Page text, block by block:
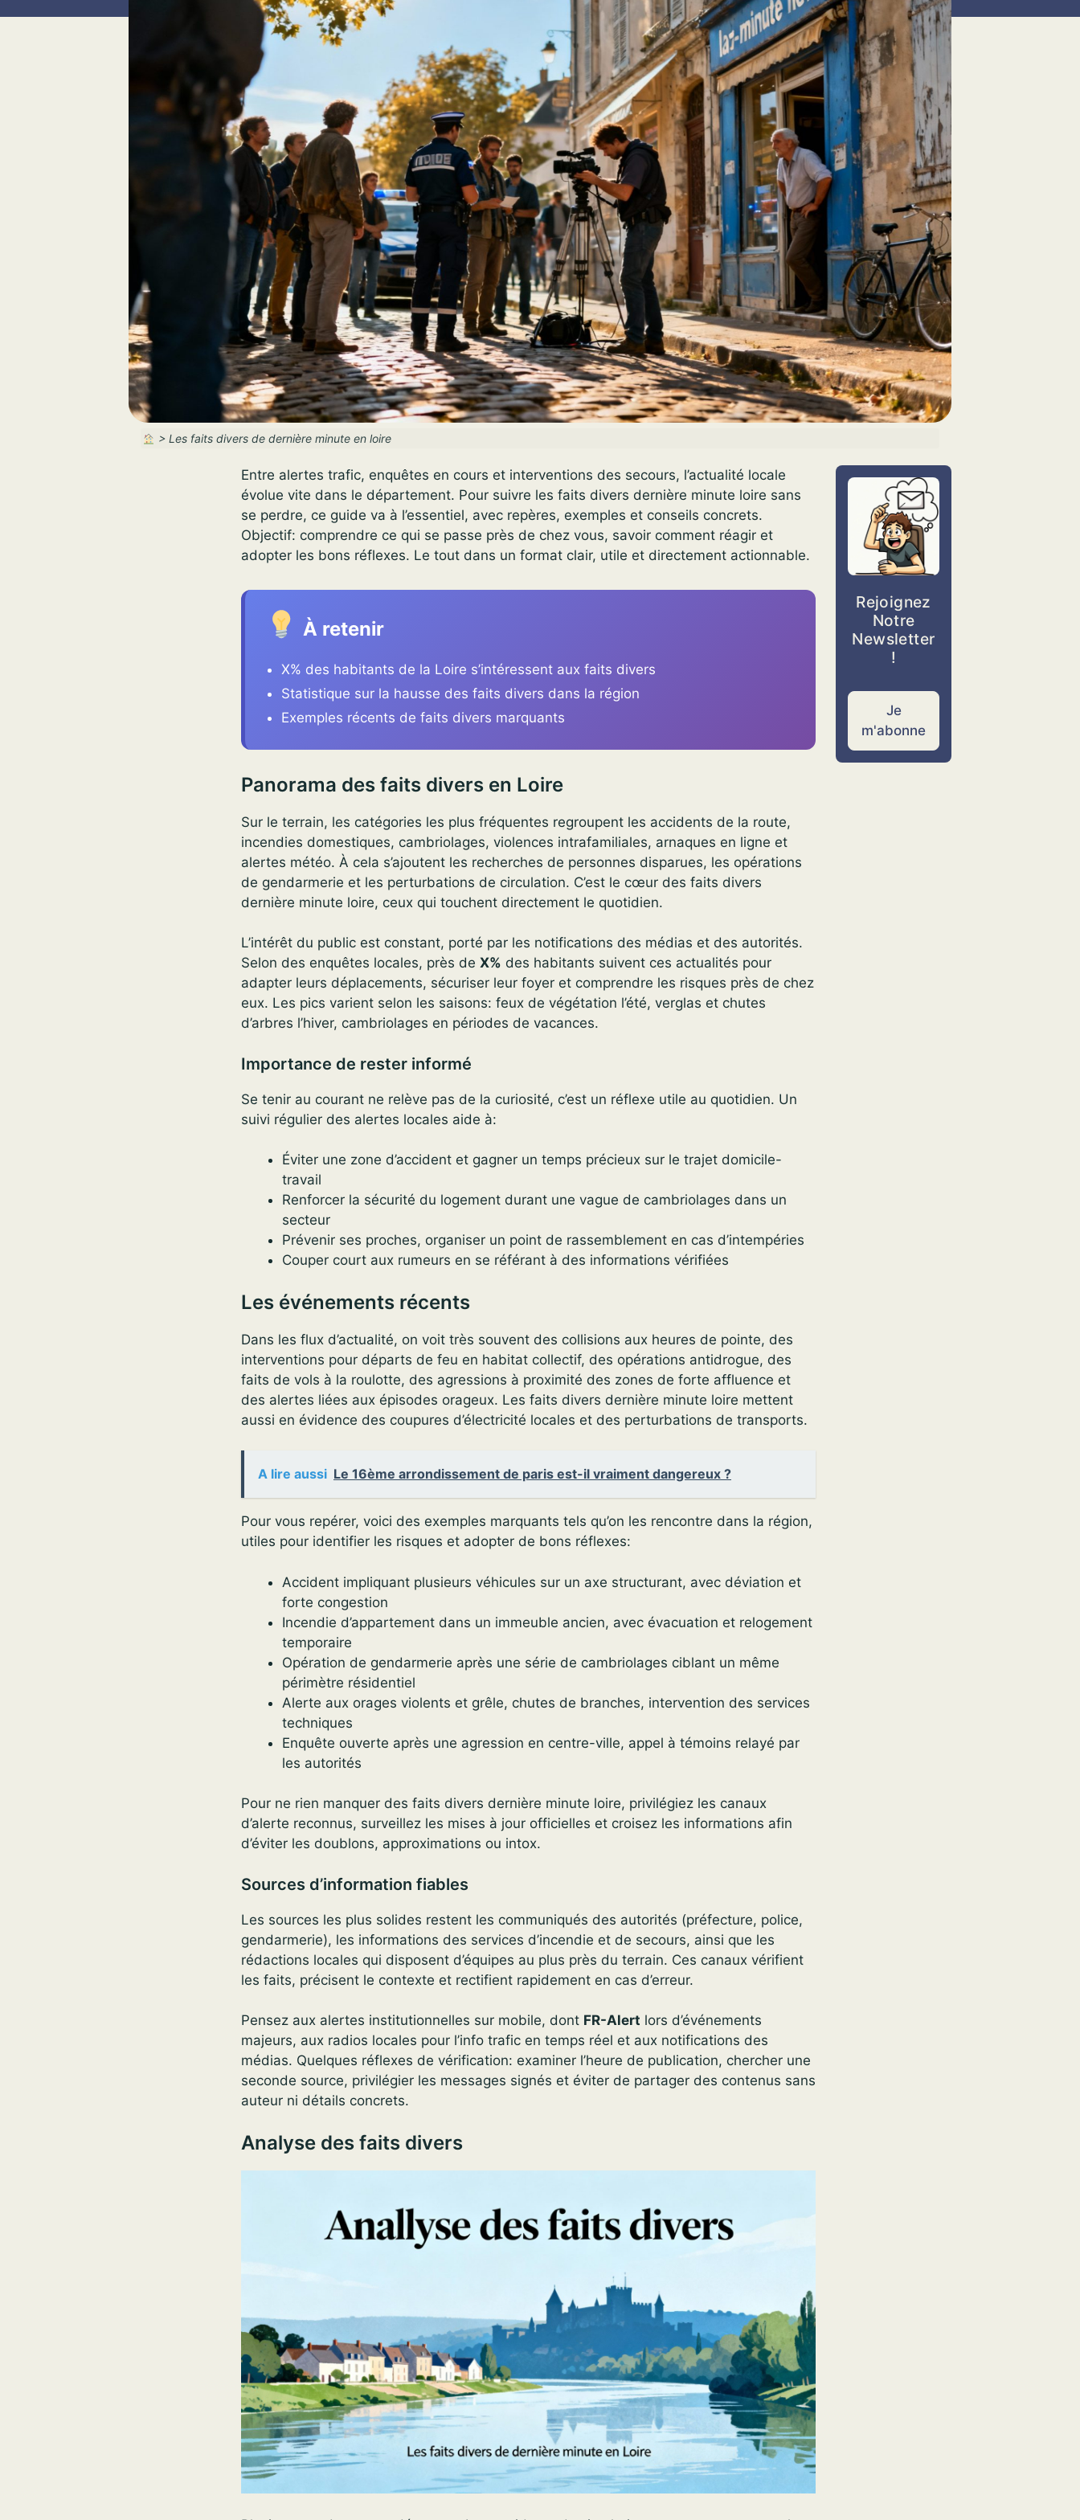
> Les faits divers de dernière minute en loire
Entre alertes trafic, enquêtes en cours et interventions des secours, l’actualité locale
évolue vite dans le département. Pour suivre les faits divers dernière minute loire sans
se perdre, ce guide va à l’essentiel, avec repères, exemples et conseils concrets.
Objectif: comprendre ce qui se passe près de chez vous, savoir comment réagir et
adopter les bons réflexes. Le tout dans un format clair, utile et directement actionnable.
À retenir
X% des habitants de la Loire s’intéressent aux faits divers
Statistique sur la hausse des faits divers dans la région
Exemples récents de faits divers marquants
Panorama des faits divers en Loire
Sur le terrain, les catégories les plus fréquentes regroupent les accidents de la route,
incendies domestiques, cambriolages, violences intrafamiliales, arnaques en ligne et
alertes météo. À cela s’ajoutent les recherches de personnes disparues, les opérations
de gendarmerie et les perturbations de circulation. C’est le cœur des faits divers
dernière minute loire, ceux qui touchent directement le quotidien.
L’intérêt du public est constant, porté par les notifications des médias et des autorités.
Selon des enquêtes locales, près de X% des habitants suivent ces actualités pour
adapter leurs déplacements, sécuriser leur foyer et comprendre les risques près de chez
eux. Les pics varient selon les saisons: feux de végétation l’été, verglas et chutes
d’arbres l’hiver, cambriolages en périodes de vacances.
Importance de rester informé
Se tenir au courant ne relève pas de la curiosité, c’est un réflexe utile au quotidien. Un
suivi régulier des alertes locales aide à:
Éviter une zone d’accident et gagner un temps précieux sur le trajet domicile-
travail
Renforcer la sécurité du logement durant une vague de cambriolages dans un
secteur
Prévenir ses proches, organiser un point de rassemblement en cas d’intempéries
Couper court aux rumeurs en se référant à des informations vérifiées
Les événements récents
Dans les flux d’actualité, on voit très souvent des collisions aux heures de pointe, des
interventions pour départs de feu en habitat collectif, des opérations antidrogue, des
faits de vols à la roulotte, des agressions à proximité des zones de forte affluence et
des alertes liées aux épisodes orageux. Les faits divers dernière minute loire mettent
aussi en évidence des coupures d’électricité locales et des perturbations de transports.
A lire aussi Le 16ème arrondissement de paris est-il vraiment dangereux ?
Pour vous repérer, voici des exemples marquants tels qu’on les rencontre dans la région,
utiles pour identifier les risques et adopter de bons réflexes:
Accident impliquant plusieurs véhicules sur un axe structurant, avec déviation et
forte congestion
Incendie d’appartement dans un immeuble ancien, avec évacuation et relogement
temporaire
Opération de gendarmerie après une série de cambriolages ciblant un même
périmètre résidentiel
Alerte aux orages violents et grêle, chutes de branches, intervention des services
techniques
Enquête ouverte après une agression en centre-ville, appel à témoins relayé par
les autorités
Pour ne rien manquer des faits divers dernière minute loire, privilégiez les canaux
d’alerte reconnus, surveillez les mises à jour officielles et croisez les informations afin
d’éviter les doublons, approximations ou intox.
Sources d’information fiables
Les sources les plus solides restent les communiqués des autorités (préfecture, police,
gendarmerie), les informations des services d’incendie et de secours, ainsi que les
rédactions locales qui disposent d’équipes au plus près du terrain. Ces canaux vérifient
les faits, précisent le contexte et rectifient rapidement en cas d’erreur.
Pensez aux alertes institutionnelles sur mobile, dont FR-Alert lors d’événements
majeurs, aux radios locales pour l’info trafic en temps réel et aux notifications des
médias. Quelques réflexes de vérification: examiner l’heure de publication, chercher une
seconde source, privilégier les messages signés et éviter de partager des contenus sans
auteur ni détails concrets.
Analyse des faits divers
Rejoignez
Notre
Newsletter
!
Je
m'abonne